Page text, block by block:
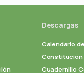
Descargas
Calendario
Constitución
Cuadernillo